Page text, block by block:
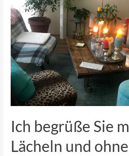
Ich begrüße Sie
Lächeln und ohne